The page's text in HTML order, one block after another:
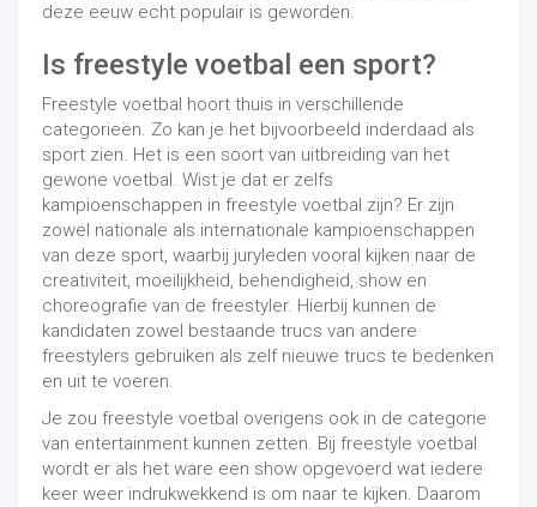
deze eeuw echt populair is geworden.
Is freestyle voetbal een sport?
Freestyle voetbal hoort thuis in verschillende
categorieën. Zo kan je het bijvoorbeeld inderdaad als
sport zien. Het is een soort van uitbreiding van het
gewone voetbal. Wist je dat er zelfs
kampioenschappen in freestyle voetbal zijn? Er zijn
zowel nationale als internationale kampioenschappen
van deze sport, waarbij juryleden vooral kijken naar de
creativiteit, moeilijkheid, behendigheid, show en
choreografie van de freestyler. Hierbij kunnen de
kandidaten zowel bestaande trucs van andere
freestylers gebruiken als zelf nieuwe trucs te bedenken
en uit te voeren.
Je zou freestyle voetbal overigens ook in de categorie
van entertainment kunnen zetten. Bij freestyle voetbal
wordt er als het ware een show opgevoerd wat iedere
keer weer indrukwekkend is om naar te kijken. Daarom